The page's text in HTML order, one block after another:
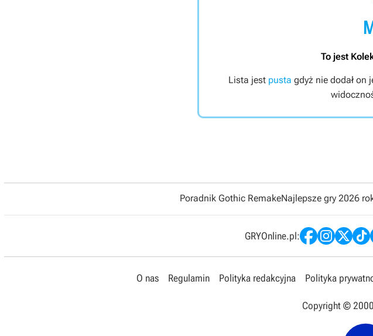
To jest
Lista jest pusta gdyż nie dodał on
Poradnik Gothic RemakeNajlepsze gry 2026
GRYOnline.pl:
O nas Regulamin Polityka redakcyjna Polityka
Copyright ©